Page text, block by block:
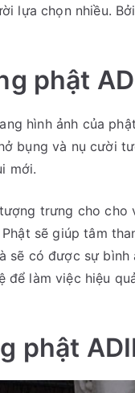
lựa chọn nhiều.
phật
hình ảnh của
bụng và nụ cười
mới.
trưng cho cho
sẽ giúp tâm
sẽ có được sự bình
làm việc hiệu
phật